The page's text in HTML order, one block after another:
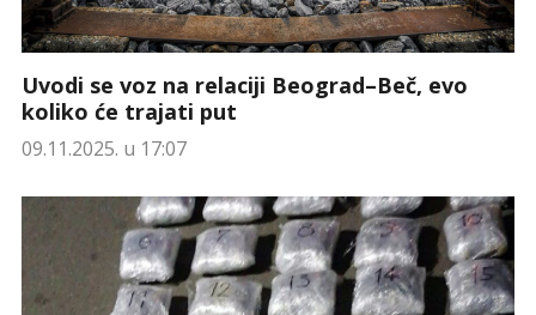
Uvodi se voz na relaciji Beograd–Beč, evo
koliko će trajati put
09.11.2025. u 17:07